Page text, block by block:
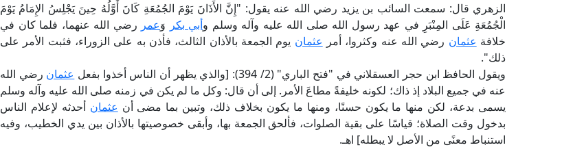
الزهري قال: سمعت السائب بن يزيد رضي الله عنه يقول: "إِنَّ الأَذَانَ يَوْمَ الجُمُعَةِ كَانَ أَوَّلُهُ حِينَ يَجْلِسُ الإِمَامُ يَوْمَ
الْجُمُعَةِ عَلَى المِنْبَرِ في عهد رسول الله صلى الله عليه وآله وسلم وأبي بكر وَعمر رضي الله عنهما، فلما كان في
خلافة عثمان رضي الله عنه وكثروا، أمر عثمان يوم الجمعة بالأذان الثالث، فأذن به على الزوراء، فثبت الأمر على
ذلك".
ويقول الحافظ ابن حجر العسقلاني في "فتح الباري" (2/ 394): [والذي يظهر أن الناس أخذوا بفعل
عثمان رضي الله
عنه في جميع البلاد إذ ذاك؛ لكونه خليفةً مطاعَ الأمر. إلى أن قال: وكل ما لم يكن في زمنه صلى الله عليه وآله وسلم
يسمى بدعة، لكن منها ما يكون حسنًا، ومنها ما يكون بخلاف ذلك، وتبين بما مضى أن عثمان أحدثه لإعلام الناس
بدخول وقت الصلاة؛ قياسًا على بقية الصلوات، فألحق الجمعة بها، وأبقى خصوصيتها بالأذان بين يدي الخطيب، وفيه
استنباط معنًى من الأصل لا يبطله] اهـ.